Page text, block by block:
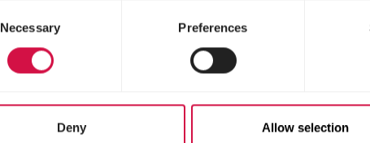
Necessary Preferences
Deny Allow selection
COMPLETE